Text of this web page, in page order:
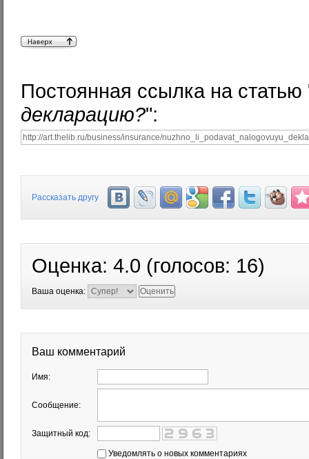
Постоянная ссылка на статью
декларацию?":
Рассказать другу
Оценка: 4.0 (голосов: 16)
Ваша оценка:
Ваш комментарий
Имя:
Сообщение:
Защитный код:
Уведомлять о новых комментариях